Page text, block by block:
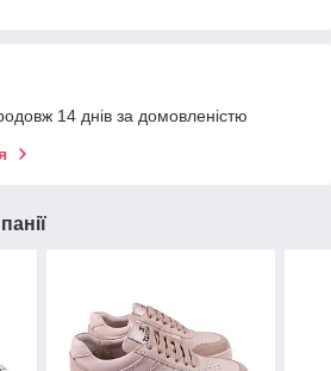
14 днів за домовленістю